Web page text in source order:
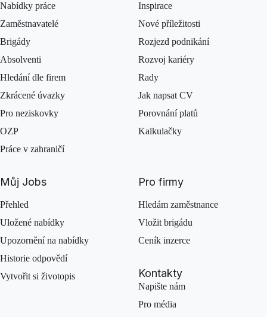
Nabídky práce
Zaměstnavatelé
Brigády
Absolventi
Hledání dle firem
Zkrácené úvazky
Pro neziskovky
OZP
Práce v zahraničí
Inspirace
Nové příležitosti
Rozjezd podnikání
Rozvoj kariéry
Rady
Jak napsat CV
Porovnání platů
Kalkulačky
Můj Jobs
Přehled
Uložené nabídky
Upozornění na nabídky
Historie odpovědí
Vytvořit si životopis
Pro firmy
Hledám zaměstnance
Vložit brigádu
Ceník inzerce
Kontakty
Napište nám
Pro média